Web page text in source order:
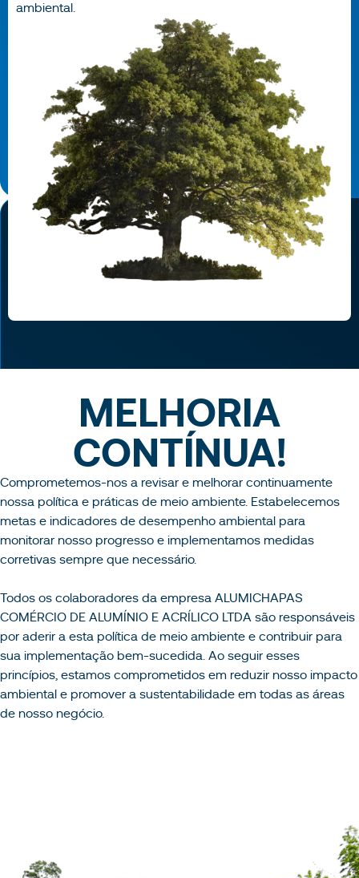
ambiental.
MELHORIA
CONTÍNUA!
Comprometemos-nos a revisar e melhorar continuamente
nossa política e práticas de meio ambiente. Estabelecemos
metas e indicadores de desempenho ambiental para
monitorar nosso progresso e implementamos medidas
corretivas sempre que necessário.
Todos os colaboradores da empresa ALUMICHAPAS
COMÉRCIO DE ALUMÍNIO E ACRÍLICO LTDA são responsáveis
por aderir a esta política de meio ambiente e contribuir para
sua implementação bem-sucedida. Ao seguir esses
princípios, estamos comprometidos em reduzir nosso impacto
ambiental e promover a sustentabilidade em todas as áreas
de nosso negócio.